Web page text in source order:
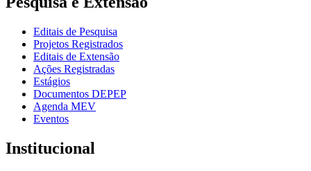
Editais de Pesquisa
Projetos Registrados
Editais de Extensão
Ações Registradas
Estágios
Documentos DEPEP
Agenda MEV
Eventos
Institucional